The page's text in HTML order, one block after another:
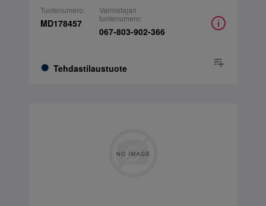
Tuotenumero:
MD178457
Tehdastilaustuote
Valmistajan
tuotenumero:
067-803-902-366